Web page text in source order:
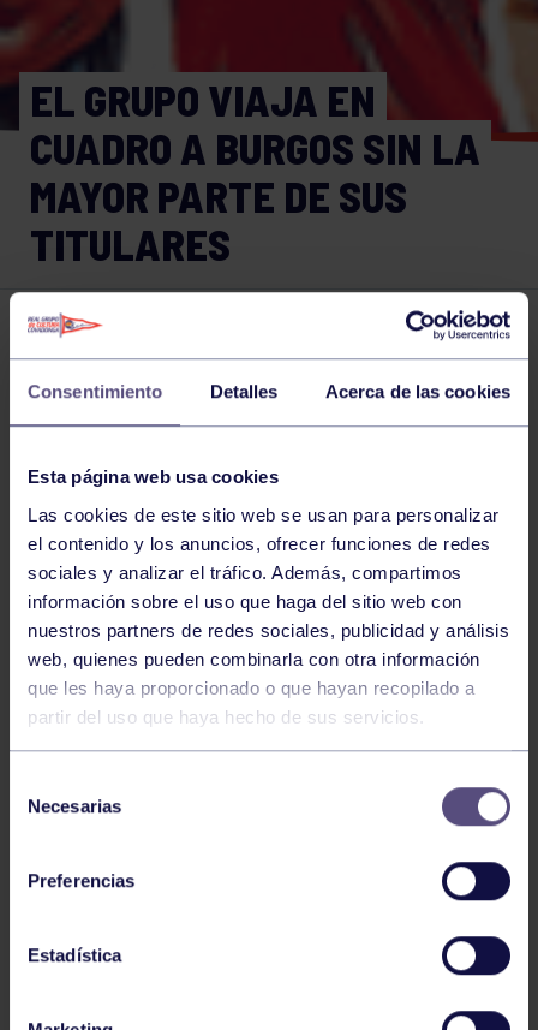
Consentimiento Detalles Acerca de las cookies
Esta página web usa cookies
Las cookies de este sitio web se usan para personalizar
el contenido y los anuncios, ofrecer funciones de redes
sociales y analizar el tráfico. Además, compartimos
información sobre el uso que haga del sitio web con
nuestros partners de redes sociales, publicidad y análisis
web, quienes pueden combinarla con otra información
que les haya proporcionado o que hayan recopilado a
partir del uso que haya hecho de sus servicios.
Necesarias
Preferencias
Estadística
EL GRUPO VIAJA EN
CUADRO A BURGOS SIN LA
MAYOR PARTE DE SUS
TITULARES
Comparte
NOTICIAS RELACIONADAS
Balonmano 25 May 2026
LEO CARDELI, CONVOCADO CON